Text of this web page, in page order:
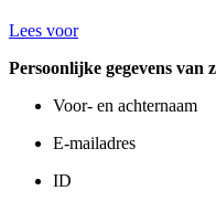
Lees voor
Persoonlijke gegevens van
Voor- en achternaam
E-mailadres
ID